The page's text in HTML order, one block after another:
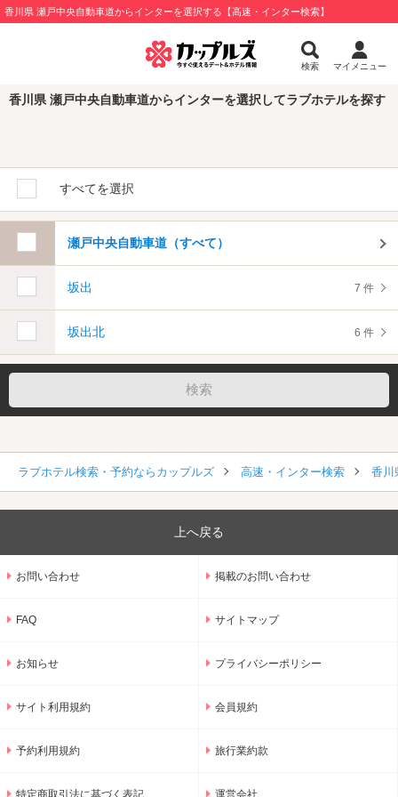
香川県 瀬戸中央自動車道からインターを選択する【高速・インター検索】
検索 マイメニュー
香川県 瀬戸中央自動車道からインターを選択してラブホテルを探す
すべてを選択
瀬戸中央自動車道（すべて）
坂出 7 件
坂出北 6 件
ラブホテル検索・予約ならカップルズ 高速・インター検索 香川
上へ戻る
お問い合わせ 掲載のお問い合わせ
FAQ サイトマップ
お知らせ プライバシーポリシー
サイト利用規約 会員規約
予約利用規約 旅行業約款
特定商取引法に基づく表記 運営会社